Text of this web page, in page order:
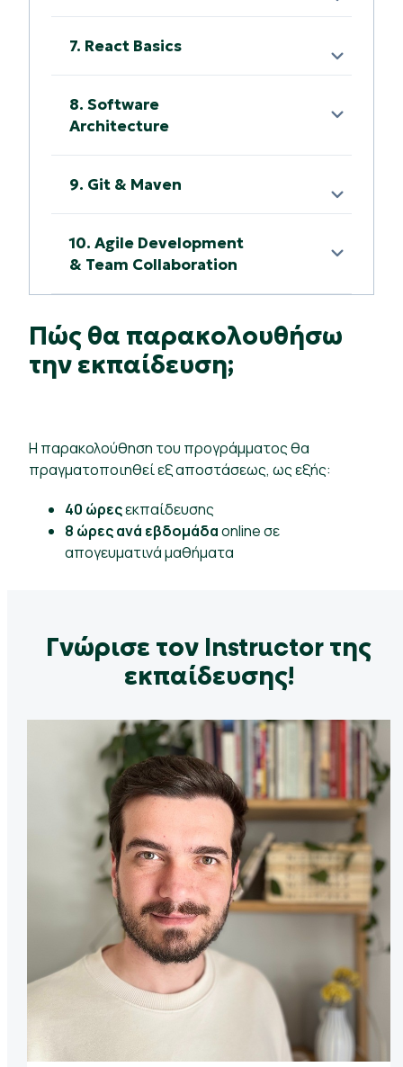
7. React Basics
8. Software
Architecture
9. Git & Maven
10. Agile Development
& Team Collaboration
Πώς θα παρακολουθήσω
την εκπαίδευση;
Η παρακολούθηση του προγράμματος θα
πραγματοποιηθεί εξ αποστάσεως, ως εξής:
40 ώρεςεκπαίδευσης
8 ώρες ανά εβδομάδαonline σε
απογευματινά μαθήματα
Γνώρισε τον Instructor της
εκπαίδευσης!